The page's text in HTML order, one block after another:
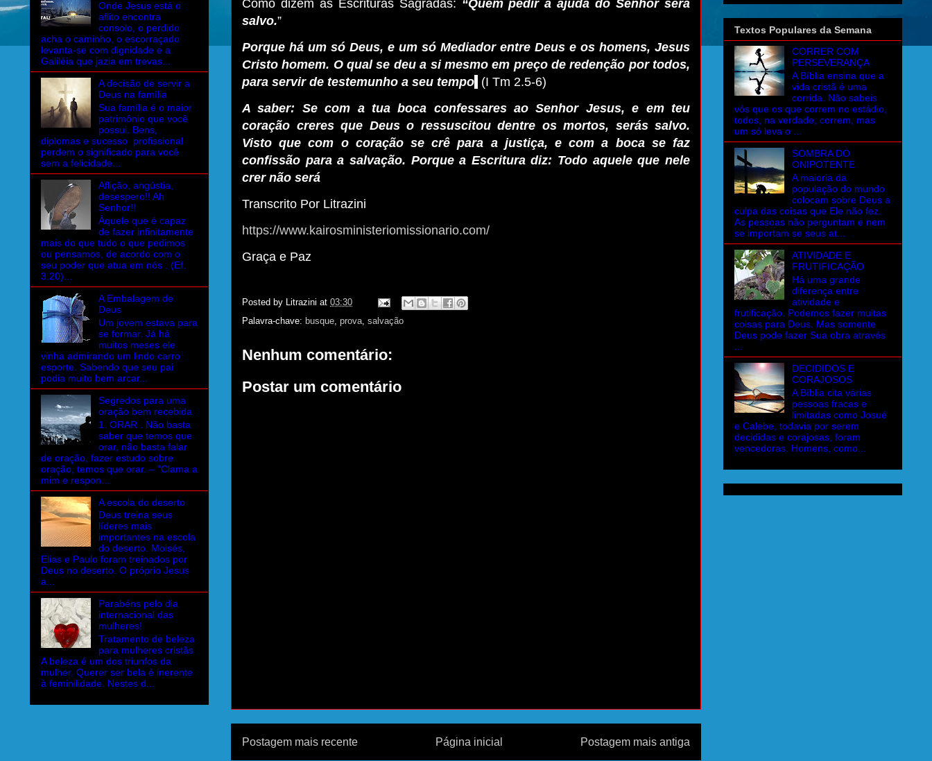
Como dizem as Escrituras Sagradas: “Quem pedir a ajuda do Senhor será
salvo.”
Porque há um só Deus, e um só Mediador entre Deus e os homens, Jesus
Cristo homem. O qual se deu a si mesmo em preço de redenção por todos,
para servir de testemunho a seu tempo (I Tm 2.5-6)
A saber: Se com a tua boca confessares ao Senhor Jesus, e em teu
coração creres que Deus o ressuscitou dentre os mortos, serás salvo.
Visto que com o coração se crê para a justiça, e com a boca se faz
confissão para a salvação. Porque a Escritura diz: Todo aquele que nele
crer não será
Transcrito Por Litrazini
https://www.kairosministeriomissionario.com/
Graça e Paz
Posted by Litrazini at 03:30
Palavra-chave: busque, prova, salvação
Nenhum comentário:
Postar um comentário
Postagem mais recente Postagem mais antiga
Página inicial
Onde Jesus está o
aflito encontra
consolo, o perdido
acha o caminho, o escorraçado
levanta-se com dignidade e a
Galiléia que jazia em trevas...
A decisão de servir a
Deus na família
Sua família é o maior
patrimônio que você
possui. Bens,
diplomas e sucesso profissional
perdem o significado para você
sem a felicidade...
Aflição, angústia,
desespero!! Ah
Senhor!!
Àquele que é capaz
de fazer infinitamente
mais do que tudo o que pedimos
ou pensamos, de acordo com o
seu poder que atua em nós . (Ef.
3.20)...
A Embalagem de
Deus
Um jovem estava para
se formar. Já há
muitos meses ele
vinha admirando um lindo carro
esporte. Sabendo que seu pai
podia muito bem arcar...
Segredos para uma
oração bem recebida
1. ORAR . Não basta
saber que temos que
orar, não basta falar
de oração, fazer estudo sobre
oração, temos que orar. – “Clama a
mim e respon...
A escola do deserto
Deus treina seus
líderes mais
importantes na escola
do deserto. Moisés,
Elias e Paulo foram treinados por
Deus no deserto. O próprio Jesus
a...
Parabéns pelo dia
internacional das
mulheres!
Tratamento de beleza
para mulheres cristãs
A beleza é um dos triunfos da
mulher. Querer ser bela é inerente
à feminilidade. Nestes d...
Textos Populares da Semana
CORRER COM
PERSEVERANÇA
A Bíblia ensina que a
vida cristã é uma
corrida. Não sabeis
vós que os que correm no estádio,
todos, na verdade, correm, mas
um só leva o ...
SOMBRA DO
ONIPOTENTE
A maioria da
população do mundo
colocam sobre Deus a
culpa das coisas que Ele não fez.
As pessoas não perguntam e nem
se importam se seus at...
ATIVIDADE E
FRUTIFICAÇÃO
Há uma grande
diferença entre
atividade e
frutificação. Podemos fazer muitas
coisas para Deus. Mas somente
Deus pode fazer Sua obra através
DECIDIDOS E
CORAJOSOS
A Bíblia cita várias
pessoas fracas e
limitadas como Josué
e Calebe, todavia por serem
decididas e corajosas, foram
vencedoras. Homens, como...